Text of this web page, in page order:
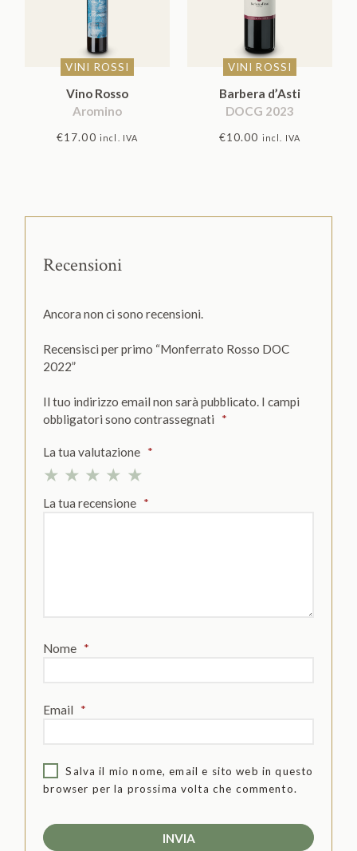
VINI ROSSI
Vino Rosso
Aromino
€17.00 incl. IVA
VINI ROSSI
Barbera d’Asti
DOCG 2023
€10.00 incl. IVA
Recensioni
Ancora non ci sono recensioni.
Recensisci per primo “Monferrato Rosso DOC
2022”
Il tuo indirizzo email non sarà pubblicato. I campi
obbligatori sono contrassegnati
*
La tua valutazione *
La tua recensione *
Nome *
Email *
Salva il mio nome, email e sito web in questo
browser per la prossima volta che commento.